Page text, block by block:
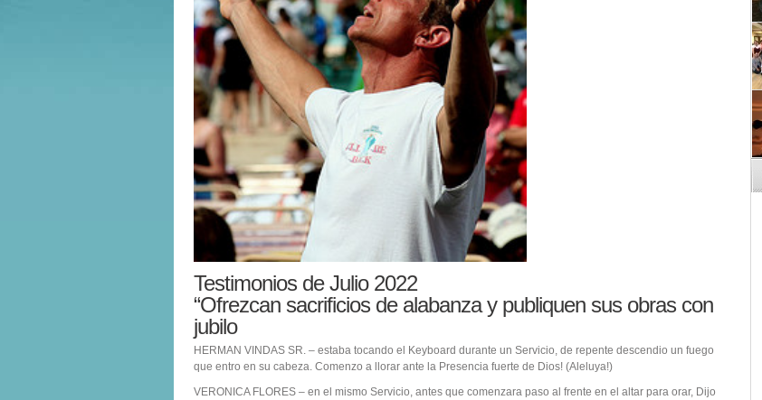
Testimonios de Julio 2022
“Ofrezcan sacrificios de alabanza y publiquen sus obras con
jubilo
HERMAN VINDAS SR. – estaba tocando el Keyboard durante un Servicio, de repente descendio un fuego
que entro en su cabeza. Comenzo a llorar ante la Presencia fuerte de Dios! (Aleluya!)
VERONICA FLORES – en el mismo Servicio, antes que comenzara paso al frente en el altar para orar, Dijo